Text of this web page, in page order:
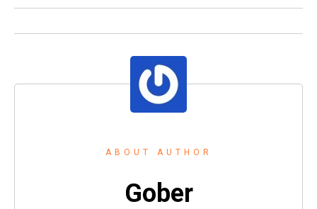
ABOUT AUTHOR
Gober